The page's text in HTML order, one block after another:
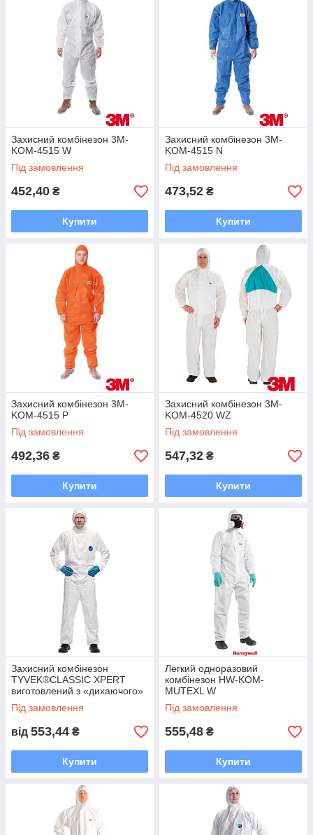
Захисний комбінезон 3M-
KOM-4515 W
Під замовлення
452,40 ₴
Купити
Захисний комбінезон 3M-
KOM-4515 N
Під замовлення
473,52 ₴
Купити
Захисний комбінезон 3M-
KOM-4515 P
Під замовлення
492,36 ₴
Купити
Захисний комбінезон 3M-
KOM-4520 WZ
Під замовлення
547,32 ₴
Купити
Захисний комбінезон
TYVEK®CLASSIC XPERT
виготовлений з «дихаючого»
матеріалу Tyvek® TYVEKX-
CHF5W W
Під замовлення
від 553,44 ₴
Купити
Легкий одноразовий
комбінезон HW-KOM-
MUTEXL W
Під замовлення
555,48 ₴
Купити